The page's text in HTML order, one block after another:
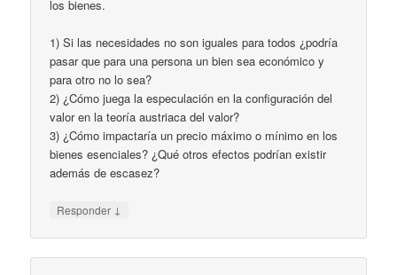
los bienes.
1) Si las necesidades no son iguales para todos ¿podría
pasar que para una persona un bien sea económico y
para otro no lo sea?
2) ¿Cómo juega la especulación en la configuración del
valor en la teoría austriaca del valor?
3) ¿Cómo impactaría un precio máximo o mínimo en los
bienes esenciales? ¿Qué otros efectos podrían existir
además de escasez?
Responder ↓